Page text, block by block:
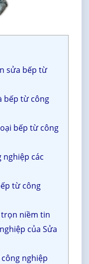
sửa bếp từ
bếp từ công
bếp từ công
nghiệp các
từ công
trọn niềm tin
của Sửa
nghiệp